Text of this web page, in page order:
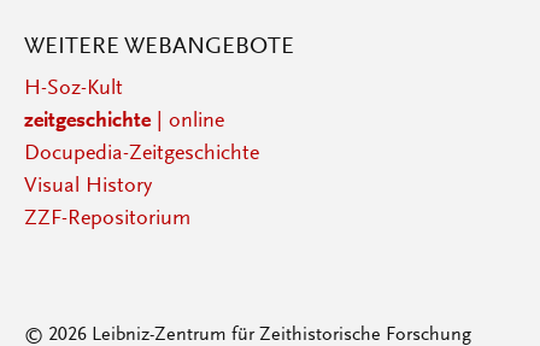
WEITERE WEBANGEBOTE
H-Soz-Kult
zeitgeschichte| online
Docupedia-Zeitgeschichte
Visual History
ZZF-Repositorium
© 2026 Leibniz-Zentrum für Zeithistorische Forschung